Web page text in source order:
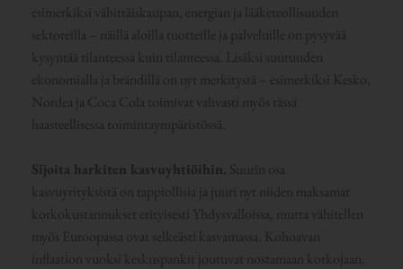
esimerkiksi vähittäiskaupan, energian ja lääketeollisuuden
sektoreilla – näillä aloilla tuotteille ja palveluille on pysyvää
kysyntää tilanteessa kuin tilanteessa. Lisäksi suuruuden
ekonomialla ja brändillä on nyt merkitystä – esimerkiksi Kesko,
Nordea ja Coca Cola toimivat vahvasti myös tässä
haasteellisessa toimintaympäristössä.
Sijoita harkiten kasvuyhtiöihin. Suurin osa
kasvuyrityksistä on tappiollisia ja juuri nyt niiden maksamat
korkokustannukset erityisesti Yhdysvalloissa, mutta vähitellen
myös Euroopassa ovat selkeästi kasvamassa. Kohoavan
inflaation vuoksi keskuspankit joutuvat nostamaan korkojaan,